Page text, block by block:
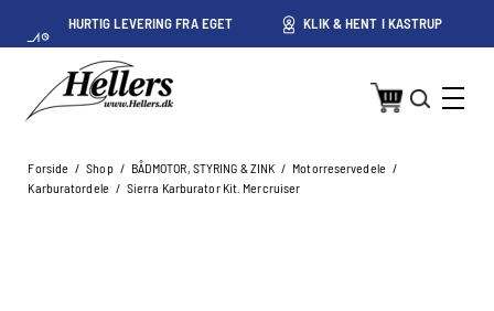
HURTIG LEVERING FRA EGET
LAGER I KASTRUP
KLIK & HENT I KASTRUP
Forside / Shop / BÅDMOTOR, STYRING & ZINK / Motorreservedele /
Karburatordele / Sierra Karburator Kit. Mercruiser